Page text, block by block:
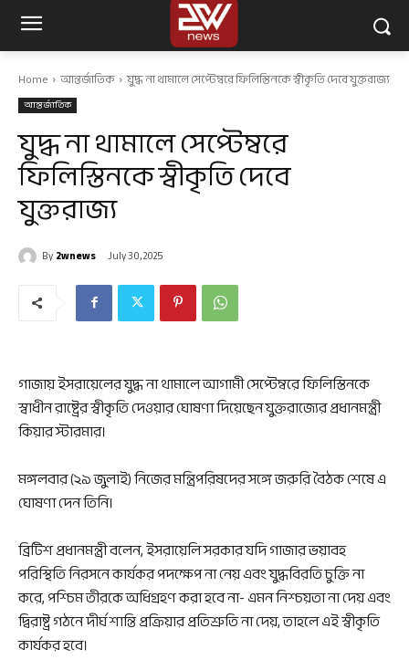
Home আন্তর্জাতিক যুদ্ধ না থামালে সেপ্টেম্বরে ফিলিস্তিনকে স্বীকৃতি দেবে যুক্তরাজ্য
আন্তর্জাতিক
যুদ্ধ না থামালে সেপ্টেম্বরে
ফিলিস্তিনকে স্বীকৃতি দেবে
যুক্তরাজ্য
By2wnews July 30, 2025
গাজায় ইসরায়েলের যুদ্ধ না থামালে আগামী সেপ্টেম্বরে ফিলিস্তিনকে
স্বাধীন রাষ্ট্রের স্বীকৃতি দেওয়ার ঘোষণা দিয়েছেন যুক্তরাজ্যের প্রধানমন্ত্রী
কিয়ার স্টারমার।
মঙ্গলবার (২৯ জুলাই) নিজের মন্ত্রিপরিষদের সঙ্গে জরুরি বৈঠক শেষে এ
ঘোষণা দেন তিনি।
ব্রিটিশ প্রধানমন্ত্রী বলেন, ইসরায়েলি সরকার যদি গাজার ভয়াবহ
পরিস্থিতি নিরসনে কার্যকর পদক্ষেপ না নেয় এবং যুদ্ধবিরতি চুক্তি না
করে, পশ্চিম তীরকে অধিগ্রহণ করা হবে না- এমন নিশ্চয়তা না দেয় এবং
দ্বিরাষ্ট্র গঠনে দীর্ঘ শান্তি প্রক্রিয়ার প্রতিশ্রুতি না দেয়, তাহলে এই স্বীকৃতি
কার্যকর হবে।